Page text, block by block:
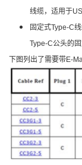
线缆，适用于
固定式Type-C
Type-C公头的
下图列出了需要带E-